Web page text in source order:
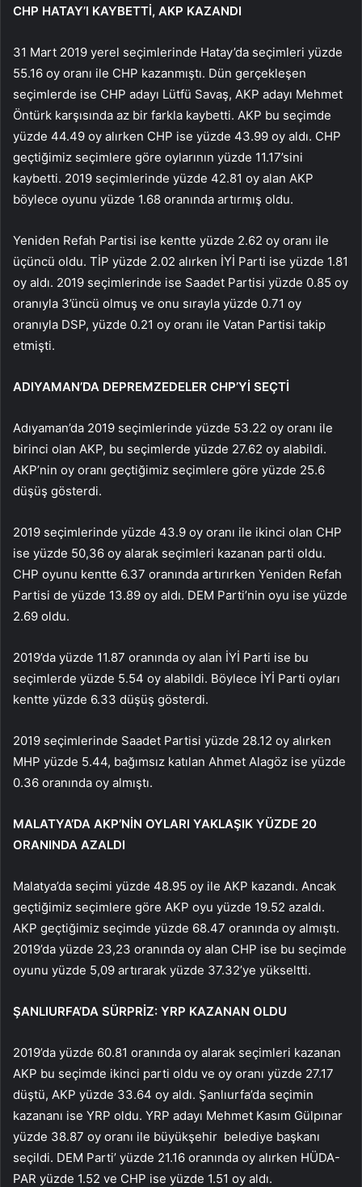
CHP HATAY’I KAYBETTİ, AKP KAZANDI
31 Mart 2019 yerel seçimlerinde Hatay’da seçimleri yüzde
55.16 oy oranı ile CHP kazanmıştı. Dün gerçekleşen
seçimlerde ise CHP adayı Lütfü Savaş, AKP adayı Mehmet
Öntürk karşısında az bir farkla kaybetti. AKP bu seçimde
yüzde 44.49 oy alırken CHP ise yüzde 43.99 oy aldı. CHP
geçtiğimiz seçimlere göre oylarının yüzde 11.17’sini
kaybetti. 2019 seçimlerinde yüzde 42.81 oy alan AKP
böylece oyunu yüzde 1.68 oranında artırmış oldu.
Yeniden Refah Partisi ise kentte yüzde 2.62 oy oranı ile
üçüncü oldu. TİP yüzde 2.02 alırken İYİ Parti ise yüzde 1.81
oy aldı. 2019 seçimlerinde ise Saadet Partisi yüzde 0.85 oy
oranıyla 3’üncü olmuş ve onu sırayla yüzde 0.71 oy
oranıyla DSP, yüzde 0.21 oy oranı ile Vatan Partisi takip
etmişti.
ADIYAMAN’DA DEPREMZEDELER CHP’Yİ SEÇTİ
Adıyaman’da 2019 seçimlerinde yüzde 53.22 oy oranı ile
birinci olan AKP, bu seçimlerde yüzde 27.62 oy alabildi.
AKP’nin oy oranı geçtiğimiz seçimlere göre yüzde 25.6
düşüş gösterdi.
2019 seçimlerinde yüzde 43.9 oy oranı ile ikinci olan CHP
ise yüzde 50,36 oy alarak seçimleri kazanan parti oldu.
CHP oyunu kentte 6.37 oranında artırırken Yeniden Refah
Partisi de yüzde 13.89 oy aldı. DEM Parti’nin oyu ise yüzde
2.69 oldu.
2019’da yüzde 11.87 oranında oy alan İYİ Parti ise bu
seçimlerde yüzde 5.54 oy alabildi. Böylece İYİ Parti oyları
kentte yüzde 6.33 düşüş gösterdi.
2019 seçimlerinde Saadet Partisi yüzde 28.12 oy alırken
MHP yüzde 5.44, bağımsız katılan Ahmet Alagöz ise yüzde
0.36 oranında oy almıştı.
MALATYA’DA AKP’NİN OYLARI YAKLAŞIK YÜZDE 20
ORANINDA AZALDI
Malatya’da seçimi yüzde 48.95 oy ile AKP kazandı. Ancak
geçtiğimiz seçimlere göre AKP oyu yüzde 19.52 azaldı.
AKP geçtiğimiz seçimde yüzde 68.47 oranında oy almıştı.
2019’da yüzde 23,23 oranında oy alan CHP ise bu seçimde
oyunu yüzde 5,09 artırarak yüzde 37.32’ye yükseltti.
ŞANLIURFA’DA SÜRPRİZ: YRP KAZANAN OLDU
2019’da yüzde 60.81 oranında oy alarak seçimleri kazanan
AKP bu seçimde ikinci parti oldu ve oy oranı yüzde 27.17
düştü, AKP yüzde 33.64 oy aldı. Şanlıurfa’da seçimin
kazananı ise YRP oldu. YRP adayı Mehmet Kasım Gülpınar
yüzde 38.87 oy oranı ile büyükşehir belediye başkanı
seçildi. DEM Parti’ yüzde 21.16 oranında oy alırken HÜDA-
PAR yüzde 1.52 ve CHP ise yüzde 1.51 oy aldı.